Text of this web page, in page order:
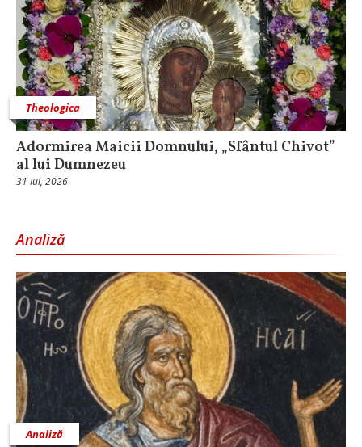
Theologica
Adormirea Maicii Domnului, „Sfântul Chivot”
al lui Dumnezeu
31 Iul, 2026
Analiză
Analiză